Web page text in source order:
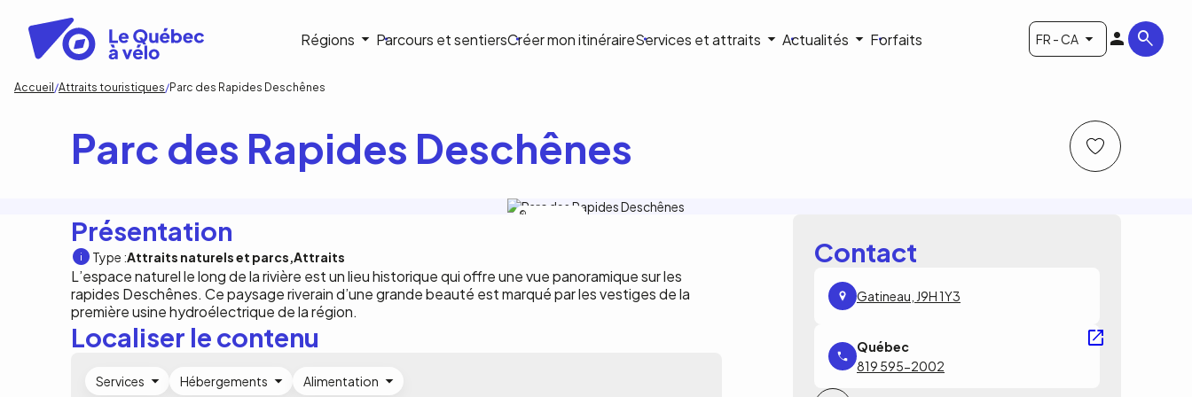
contenu
principal
Navigation
principale
Régions Parcours et sentiersCréer mon itinéraireServices et attraits Actualités Forfaits FR - CA
Fil
d'Ariane
Accueil Attraits touristiques Parc des Rapides Deschênes
Parc des Rapides Deschênes
Présentation
Type :Attraits naturels et parcs Attraits
L’espace naturel le long de la rivière est un lieu historique qui offre une vue panoramique sur les
rapides Deschênes. Ce paysage riverain d’une grande beauté est marqué par les vestiges de la
première usine hydroélectrique de la région.
Contact
Gatineau, J9H 1Y3
819 595-2002
Localiser le contenu
Services Hébergements Alimentation